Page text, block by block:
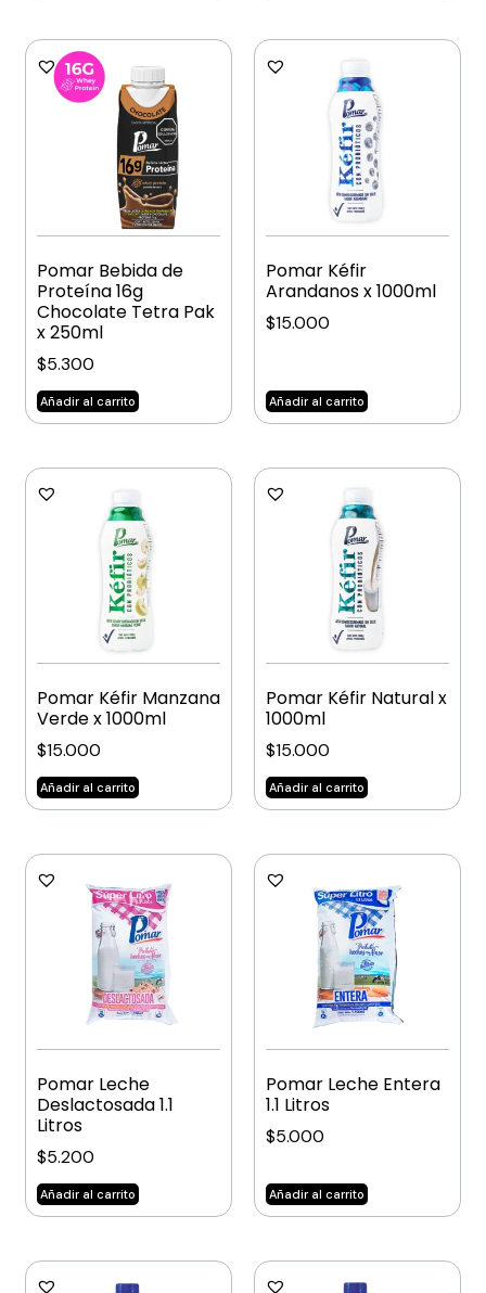
Pomar Bebida de
Proteína 16g
Chocolate Tetra Pak
x 250ml
$5.300
Añadir al carrito
Pomar Kéfir
Arandanos x 1000ml
$15.000
Añadir al carrito
Pomar Kéfir Manzana
Verde x 1000ml
$15.000
Añadir al carrito
Pomar Kéfir Natural x
1000ml
$15.000
Añadir al carrito
Pomar Leche
Deslactosada 1.1
Litros
$5.200
Añadir al carrito
Pomar Leche Entera
1.1 Litros
$5.000
Añadir al carrito